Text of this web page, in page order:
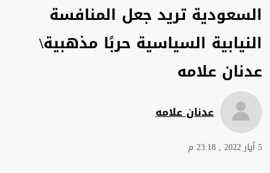
السعودية تريد جعل المنافسة
النيابية السياسية حربًا مذهبية\
عدنان علامه
عدنان علامه
5 أيار 2022 , 23:18 م